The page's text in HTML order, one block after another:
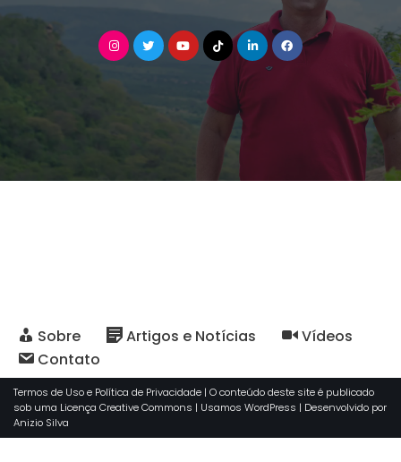
Sobre Artigos e Notícias
Vídeos
Contato
Termos de Uso e Política de Privacidade | O conteúdo deste site é publicado
sob uma Licença Creative Commons | Usamos WordPress | Desenvolvido por
Anizio Silva